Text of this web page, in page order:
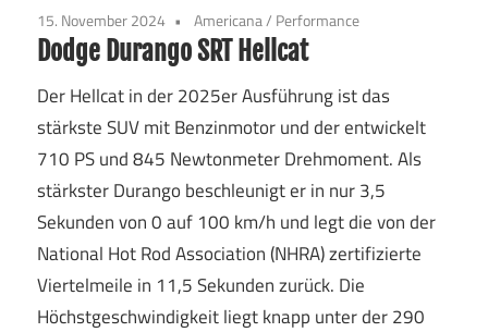
15. November 2024 Americana/ Performance
Dodge Durango SRT Hellcat
Der Hellcat in der 2025er Ausführung ist das
stärkste SUV mit Benzinmotor und der entwickelt
710 PS und 845 Newtonmeter Drehmoment. Als
stärkster Durango beschleunigt er in nur 3,5
Sekunden von 0 auf 100 km/h und legt die von der
National Hot Rod Association (NHRA) zertifizierte
Viertelmeile in 11,5 Sekunden zurück. Die
Höchstgeschwindigkeit liegt knapp unter der 290